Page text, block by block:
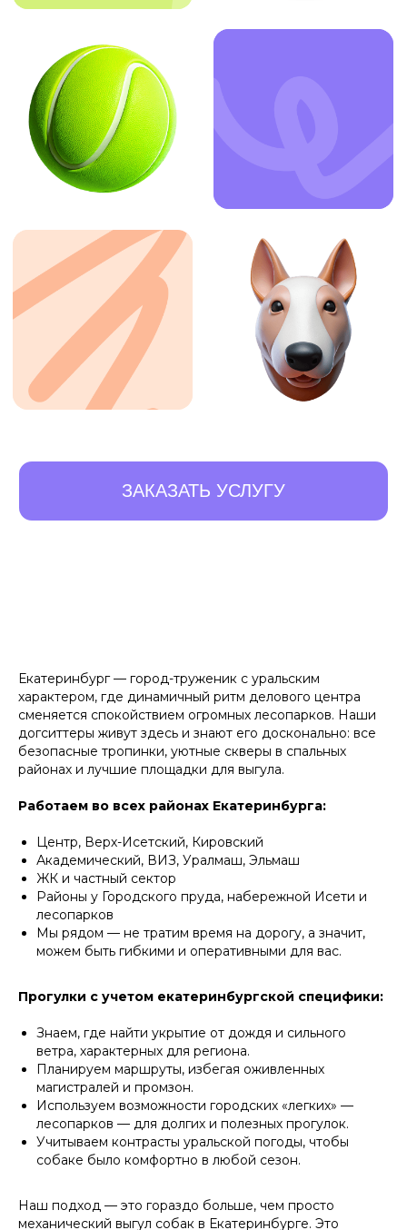
ЗАКАЗАТЬ УСЛУГУ
Екатеринбург — город-труженик с уральским
характером, где динамичный ритм делового центра
сменяется спокойствием огромных лесопарков. Наши
догситтеры живут здесь и знают его досконально: все
безопасные тропинки, уютные скверы в спальных
районах и лучшие площадки для выгула.
Работаем во всех районах Екатеринбурга:
Центр, Верх-Исетский, Кировский
Академический, ВИЗ, Уралмаш, Эльмаш
ЖК и частный сектор
Районы у Городского пруда, набережной Исети и
лесопарков
Мы рядом — не тратим время на дорогу, а значит,
можем быть гибкими и оперативными для вас.
Прогулки с учетом екатеринбургской специфики:
Знаем, где найти укрытие от дождя и сильного
ветра, характерных для региона.
Планируем маршруты, избегая оживленных
магистралей и промзон.
Используем возможности городских «легких» —
лесопарков — для долгих и полезных прогулок.
Учитываем контрасты уральской погоды, чтобы
собаке было комфортно в любой сезон.
Наш подход — это гораздо больше, чем просто
механический выгул собак в Екатеринбурге. Это
Листайте влево, чтобы увидеть все преимущества
10 ПРЕИМУЩЕСТВ,
КОТОРЫЕОТЛИЧАЮТ
НАС ОТ ОСТАЛЬНЫХ
Удобный заказ
телеграм-бот. При повторном
заказе заново заполнять ничего
не нужно, мы всё запоминаем!
выгульщика